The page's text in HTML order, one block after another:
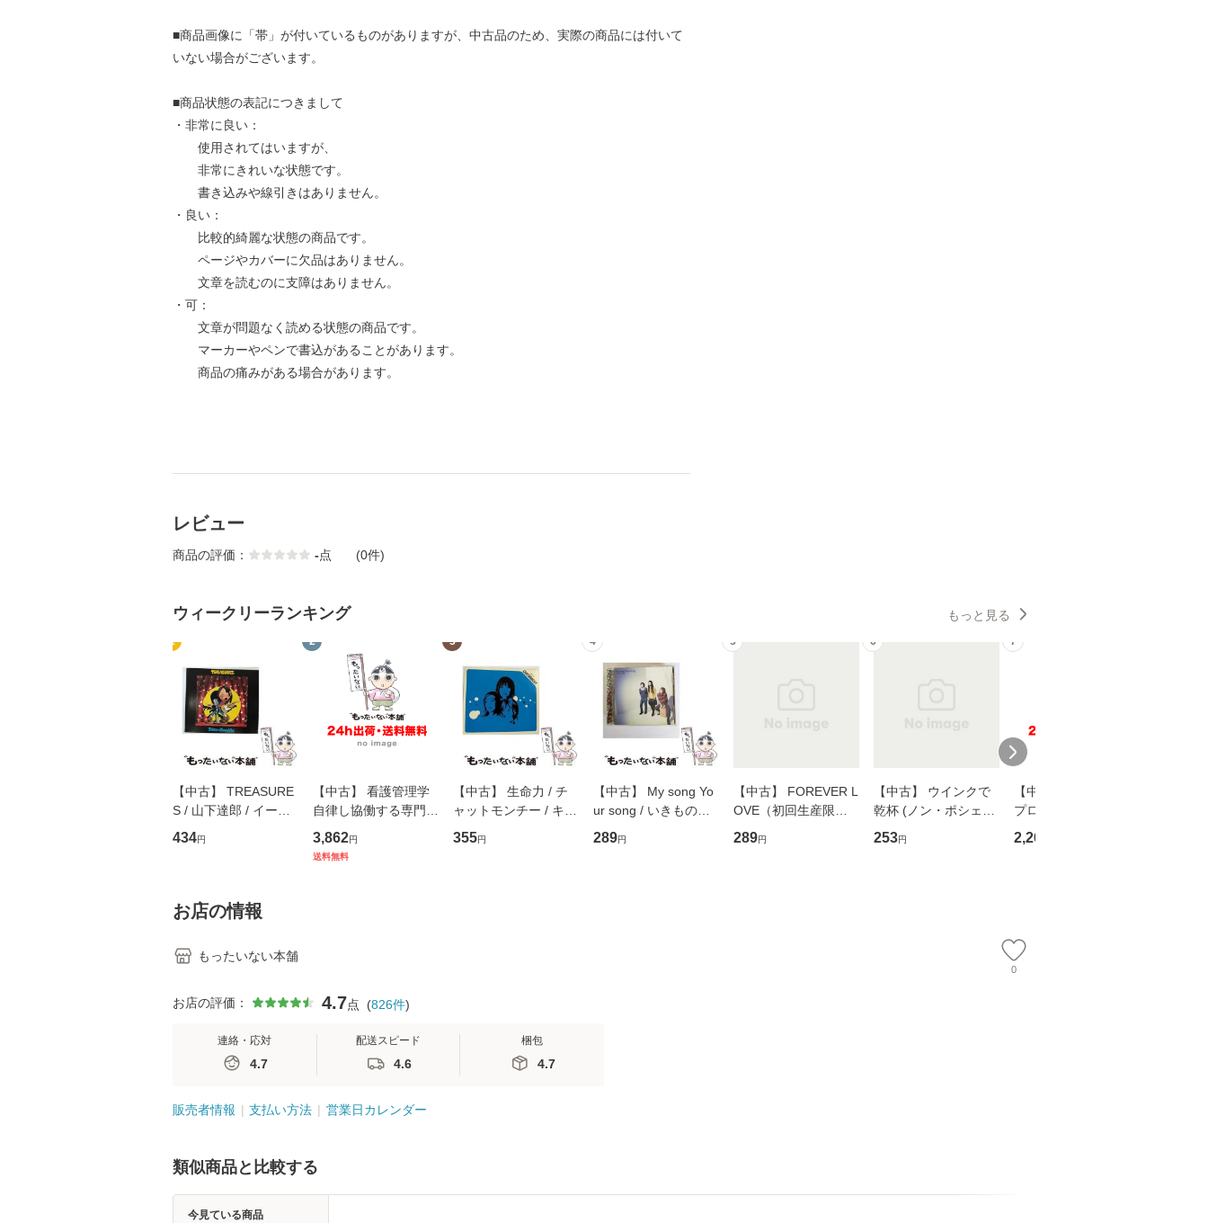
■商品画像に「帯」が付いているものがありますが、中古品のため、実際の商品には付いて
いない場合がございます。
■商品状態の表記につきまして
・非常に良い：
使用されてはいますが、
非常にきれいな状態です。
書き込みや線引きはありません。
・良い：
比較的綺麗な状態の商品です。
ページやカバーに欠品はありません。
文章を読むのに支障はありません。
・可：
文章が問題なく読める状態の商品です。
マーカーやペンで書込があることがあります。
商品の痛みがある場合があります。
レビュー
商品の評価： -点 (0件)
ウィークリーランキング もっと見る
1
【中古】 TREASURE
S / 山下達郎 / イース
トウエスト・ジャパン
[CD]【メール便送料無
434円
2
【中古】 看護管理学
自律し協働する専門職
の看護マネジメントス
キル 改訂第3版 (看護
3,862円
送料無料
3
【中古】 生命力 / チ
ャットモンチー / キュ
ーンレコード [CD]
【メール便送料無料】
355円
4
【中古】 My song Yo
ur song / いきものが
かり / [CD]【メール便
送料無料】
289円
5
【中古】 FOREVER L
OVE（初回生産限定
盤） / 清水翔太×加藤
ミリヤ / [CD]【メール
289円
6
【中古】 ウインクで
乾杯 (ノン・ポシェッ
ト) / 東野圭吾 / 祥伝
社 [文庫]【メール便送
253円
7
【中古】 野ブタ。を
プロデュース [DVD-B
OX] / バップ [DVD]
【メール便送料無料】
2,266
お店の情報
もったいない本舗
0
お店の評価： 4.7点 (826件)
連絡・応対
4.7
配送スピード
4.6
梱包
4.7
販売者情報 支払い方法 営業日カレンダー
類似商品と比較する
今見ている商品